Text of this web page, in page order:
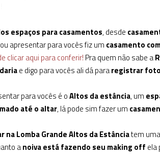
espaços para casamentos, desde
apresentar para vocês fiz um casamento
clicar aqui para conferir! Pra quem não sabe a
e digo para vocês ali dá pararegistrar
para vocês é oAltos da estância, um
até o altar, lá pode sim fazer um
na Lomba Grande Altos da Estânciatem
anoiva está fazendo seu making off ela